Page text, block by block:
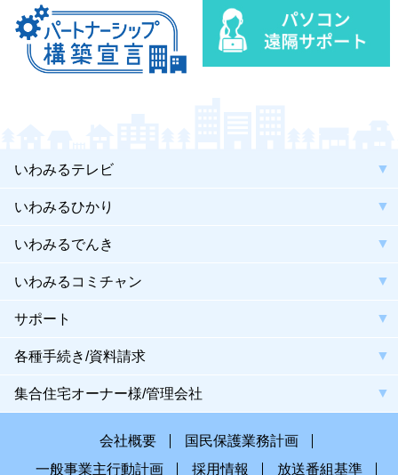
いわみるテレビ
いわみるひかり
いわみるでんき
いわみるコミチャン
サポート
各種手続き/資料請求
集合住宅オーナー様/管理会社
会社概要
国民保護業務計画
一般事業主行動計画
採用情報 放送番組基準